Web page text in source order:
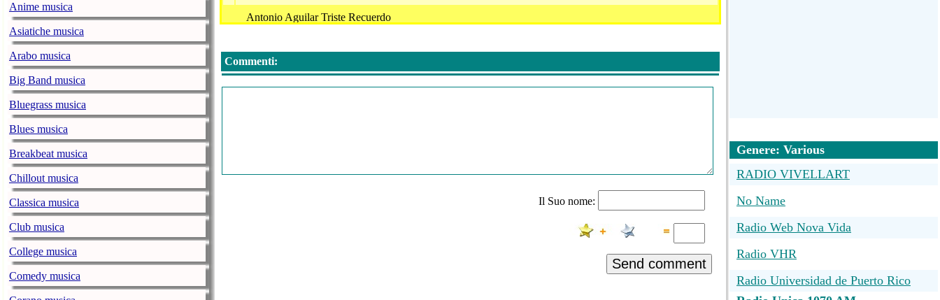
Anime musica
Asiatiche musica
Arabo musica
Big Band musica
Bluegrass musica
Blues musica
Breakbeat musica
Chillout musica
Classica musica
Club musica
College musica
Comedy musica
Antonio Aguilar Triste Recuerdo
Antonio Aguilar Triste Recuerdo
Antonio Aguilar Triste Recuerdo
Commenti:
Il Suo nome:
Send comment
Genere: Various
RADIO VIVELLART
No Name
Radio Web Nova Vida
Radio VHR
Radio Universidad de Puerto Rico